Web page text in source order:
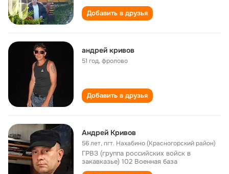
Добавить в друзья
андрей кривов
51 год,фролово
Добавить в друзья
Андрей Кривов
56 лет,пгт. Нахабино (Красногорский район)
ГРВЗ (группа российских войск в
закавказье) 102 Военная база